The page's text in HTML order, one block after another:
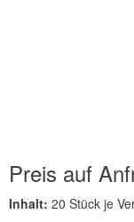
Preis auf
Inhalt: 20 Stück je